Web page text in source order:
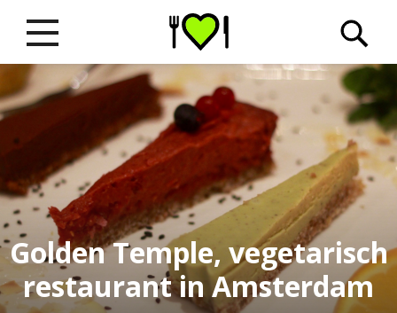
Golden Temple, vegetarisch
restaurant in Amsterdam